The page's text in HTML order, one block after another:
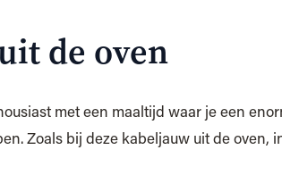
de oven
met een maaltijd waar je een
Zoals bij deze kabeljauw uit de oven,